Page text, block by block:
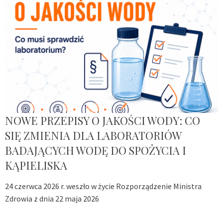
NOWE PRZEPISY O JAKOŚCI WODY: CO
SIĘ ZMIENIA DLA LABORATORIÓW
BADAJĄCYCH WODĘ DO SPOŻYCIA I
KĄPIELISKA
24 czerwca 2026 r. weszło w życie Rozporządzenie Ministra
Zdrowia z dnia 22 maja 2026